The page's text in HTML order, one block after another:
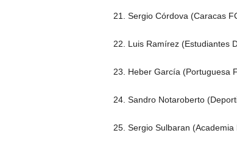
21. Sergio Córdova (Caracas
22. Luis Ramírez (Estudiantes
23. Heber García (Portuguesa
24. Sandro Notaroberto
25. Sergio Sulbaran (Academia